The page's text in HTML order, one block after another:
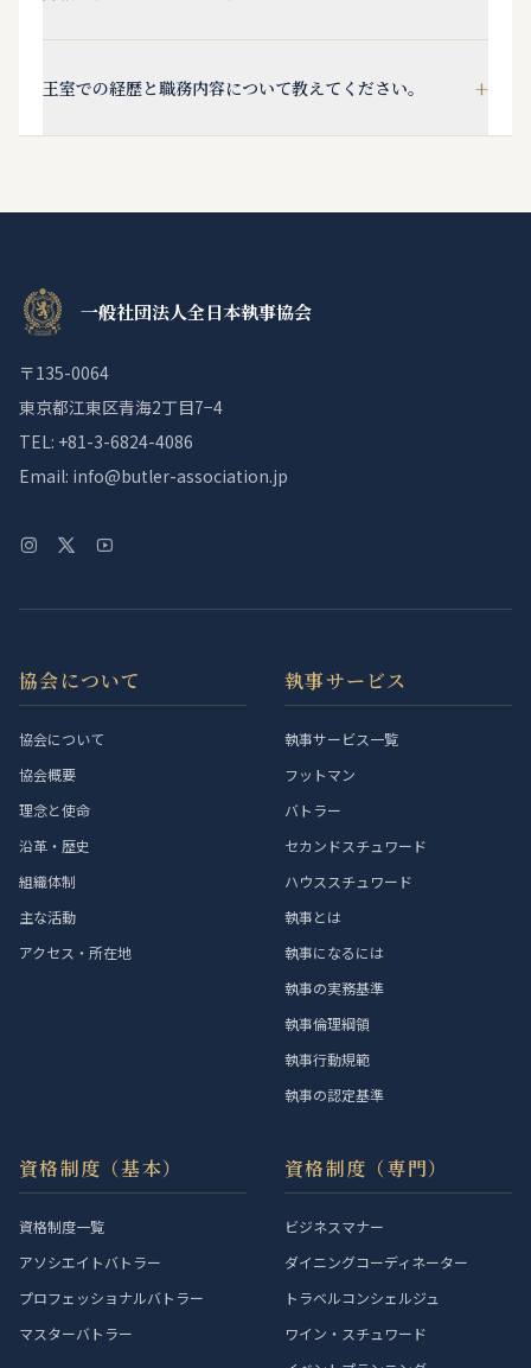
王室での経歴と職務内容について教えてください。 +
一般社団法人全日本執事協会
〒135-0064
東京都江東区青海2丁目7−4
TEL: +81-3-6824-4086
Email: info@butler-association.jp
協会について
協会について
協会概要
理念と使命
沿革・歴史
組織体制
主な活動
アクセス・所在地
執事サービス
執事サービス一覧
フットマン
バトラー
セカンドスチュワード
ハウススチュワード
執事とは
執事になるには
執事の実務基準
執事倫理綱領
執事行動規範
執事の認定基準
資格制度（基本）
資格制度一覧
アソシエイトバトラー
プロフェッショナルバトラー
マスターバトラー
資格制度（専門）
ビジネスマナー
ダイニングコーディネーター
トラベルコンシェルジュ
ワイン・スチュワード